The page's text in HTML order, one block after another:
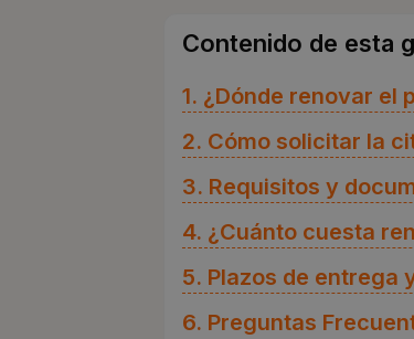
Contenido de esta
1. ¿Dónde renovar el
2. Cómo solicitar la
3. Requisitos y
4. ¿Cuánto cuesta
5. Plazos de entrega
6. Preguntas